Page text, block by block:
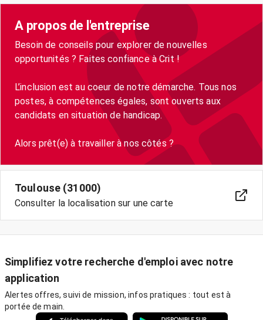
A propos de l'entreprise
Besoin de conseils pour explorer de nouvelles
opportunités ? Faites confiance à Crit !
L’inclusion est au coeur de notre démarche. Tous nos
postes, à compétences égales, sont ouverts aux
candidats en situation de handicap.
Alors prêt(e) à travailler à nos côtés ?
Toulouse (31000)
Consulter la localisation sur une carte
Simplifiez votre recherche d'emploi avec notre
application
Alertes offres, suivi de mission, infos pratiques : tout est à
portée de main.